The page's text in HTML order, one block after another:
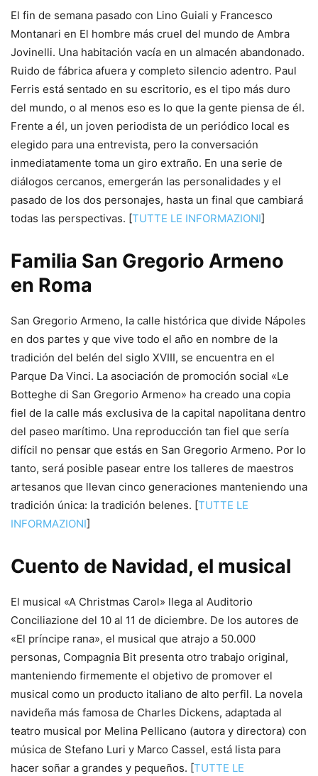
El fin de semana pasado con Lino Guiali y Francesco
Montanari en El hombre más cruel del mundo de Ambra
Jovinelli. Una habitación vacía en un almacén abandonado.
Ruido de fábrica afuera y completo silencio adentro. Paul
Ferris está sentado en su escritorio, es el tipo más duro
del mundo, o al menos eso es lo que la gente piensa de él.
Frente a él, un joven periodista de un periódico local es
elegido para una entrevista, pero la conversación
inmediatamente toma un giro extraño. En una serie de
diálogos cercanos, emergerán las personalidades y el
pasado de los dos personajes, hasta un final que cambiará
todas las perspectivas. [TUTTE LE INFORMAZIONI]
Familia San Gregorio Armeno
en Roma
San Gregorio Armeno, la calle histórica que divide Nápoles
en dos partes y que vive todo el año en nombre de la
tradición del belén del siglo XVIII, se encuentra en el
Parque Da Vinci. La asociación de promoción social «Le
Botteghe di San Gregorio Armeno» ha creado una copia
fiel de la calle más exclusiva de la capital napolitana dentro
del paseo marítimo. Una reproducción tan fiel que sería
difícil no pensar que estás en San Gregorio Armeno. Por lo
tanto, será posible pasear entre los talleres de maestros
artesanos que llevan cinco generaciones manteniendo una
tradición única: la tradición belenes. [TUTTE LE
INFORMAZIONI]
Cuento de Navidad, el musical
El musical «A Christmas Carol» llega al Auditorio
Conciliazione del 10 al 11 de diciembre. De los autores de
«El príncipe rana», el musical que atrajo a 50.000
personas, Compagnia Bit presenta otro trabajo original,
manteniendo firmemente el objetivo de promover el
musical como un producto italiano de alto perfil. La novela
navideña más famosa de Charles Dickens, adaptada al
teatro musical por Melina Pellicano (autora y directora) con
música de Stefano Luri y Marco Cassel, está lista para
hacer soñar a grandes y pequeños. [TUTTE LE